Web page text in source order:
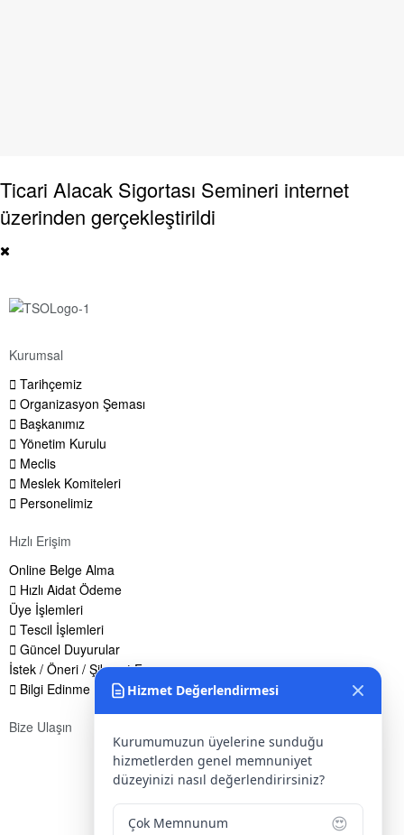
Ticari Alacak Sigortası Semineri internet
üzerinden gerçekleştirildi
Kurumsal
Tarihçemiz
Organizasyon Şeması
Başkanımız
Yönetim Kurulu
Meclis
Meslek Komiteleri
Personelimiz
Hızlı Erişim
Online Belge Alma
Hızlı Aidat Ödeme
Üye İşlemleri
Tescil İşlemleri
Güncel Duyurular
İstek / Öneri / Şikayet Formu
Bilgi Edinme Hakkı
Bize Ulaşın
Yenice Mah. Atatürk Cad. Tüccarlar İşhanı Kat:1 No:1
KIRŞEHİR / TÜRKİYE
0 386 213 11 86
Hizmet Değerlendirmesi
Kurumumuzun üyelerine sunduğu
hizmetlerden genel memnuniyet
düzeyinizi nasıl değerlendirirsiniz?
Çok Memnunum 😍